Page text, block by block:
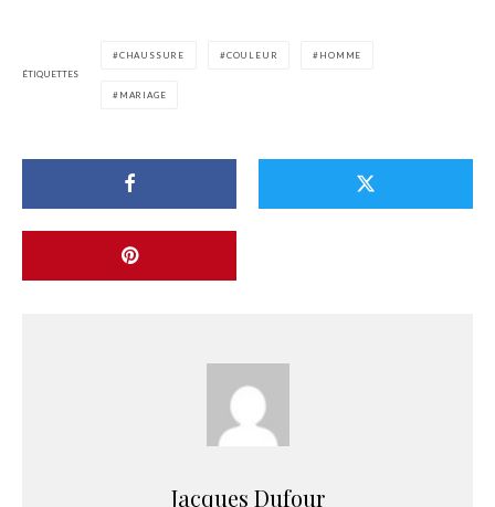
ÉTIQUETTES
CHAUSSURE COULEUR HOMME
MARIAGE
Jacques Dufour